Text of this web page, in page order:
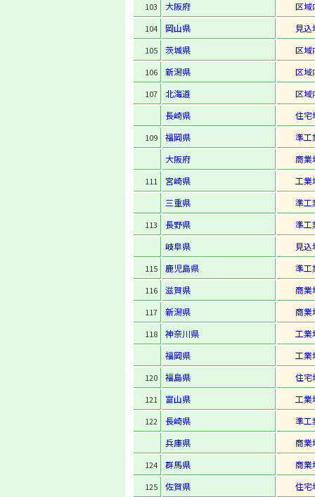
103 大阪府 区域
104 岡山県 見込
105 茨城県 区域
106 新潟県 区域
107 北海道
区域
長崎県
住宅
109 福岡県
準工
大阪府
商業
111 宮崎県
工業
三重県
準工
113 長野県
準工
岐阜県
見込
115 鹿児島県 準工
116 滋賀県 商業
117 新潟県 商業
118 神奈川県
工業
福岡県
工業
120 福島県 住宅
121 富山県 工業
122 長崎県
準工
兵庫県
商業
124 群馬県 商業
125 佐賀県 住宅